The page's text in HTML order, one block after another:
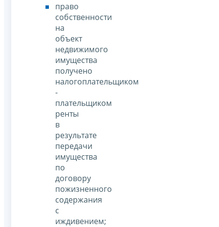
право
собственности
на
объект
недвижимого
имущества
получено
налогоплательщиком
-
плательщиком
ренты
в
результате
передачи
имущества
по
договору
пожизненного
содержания
с
иждивением;